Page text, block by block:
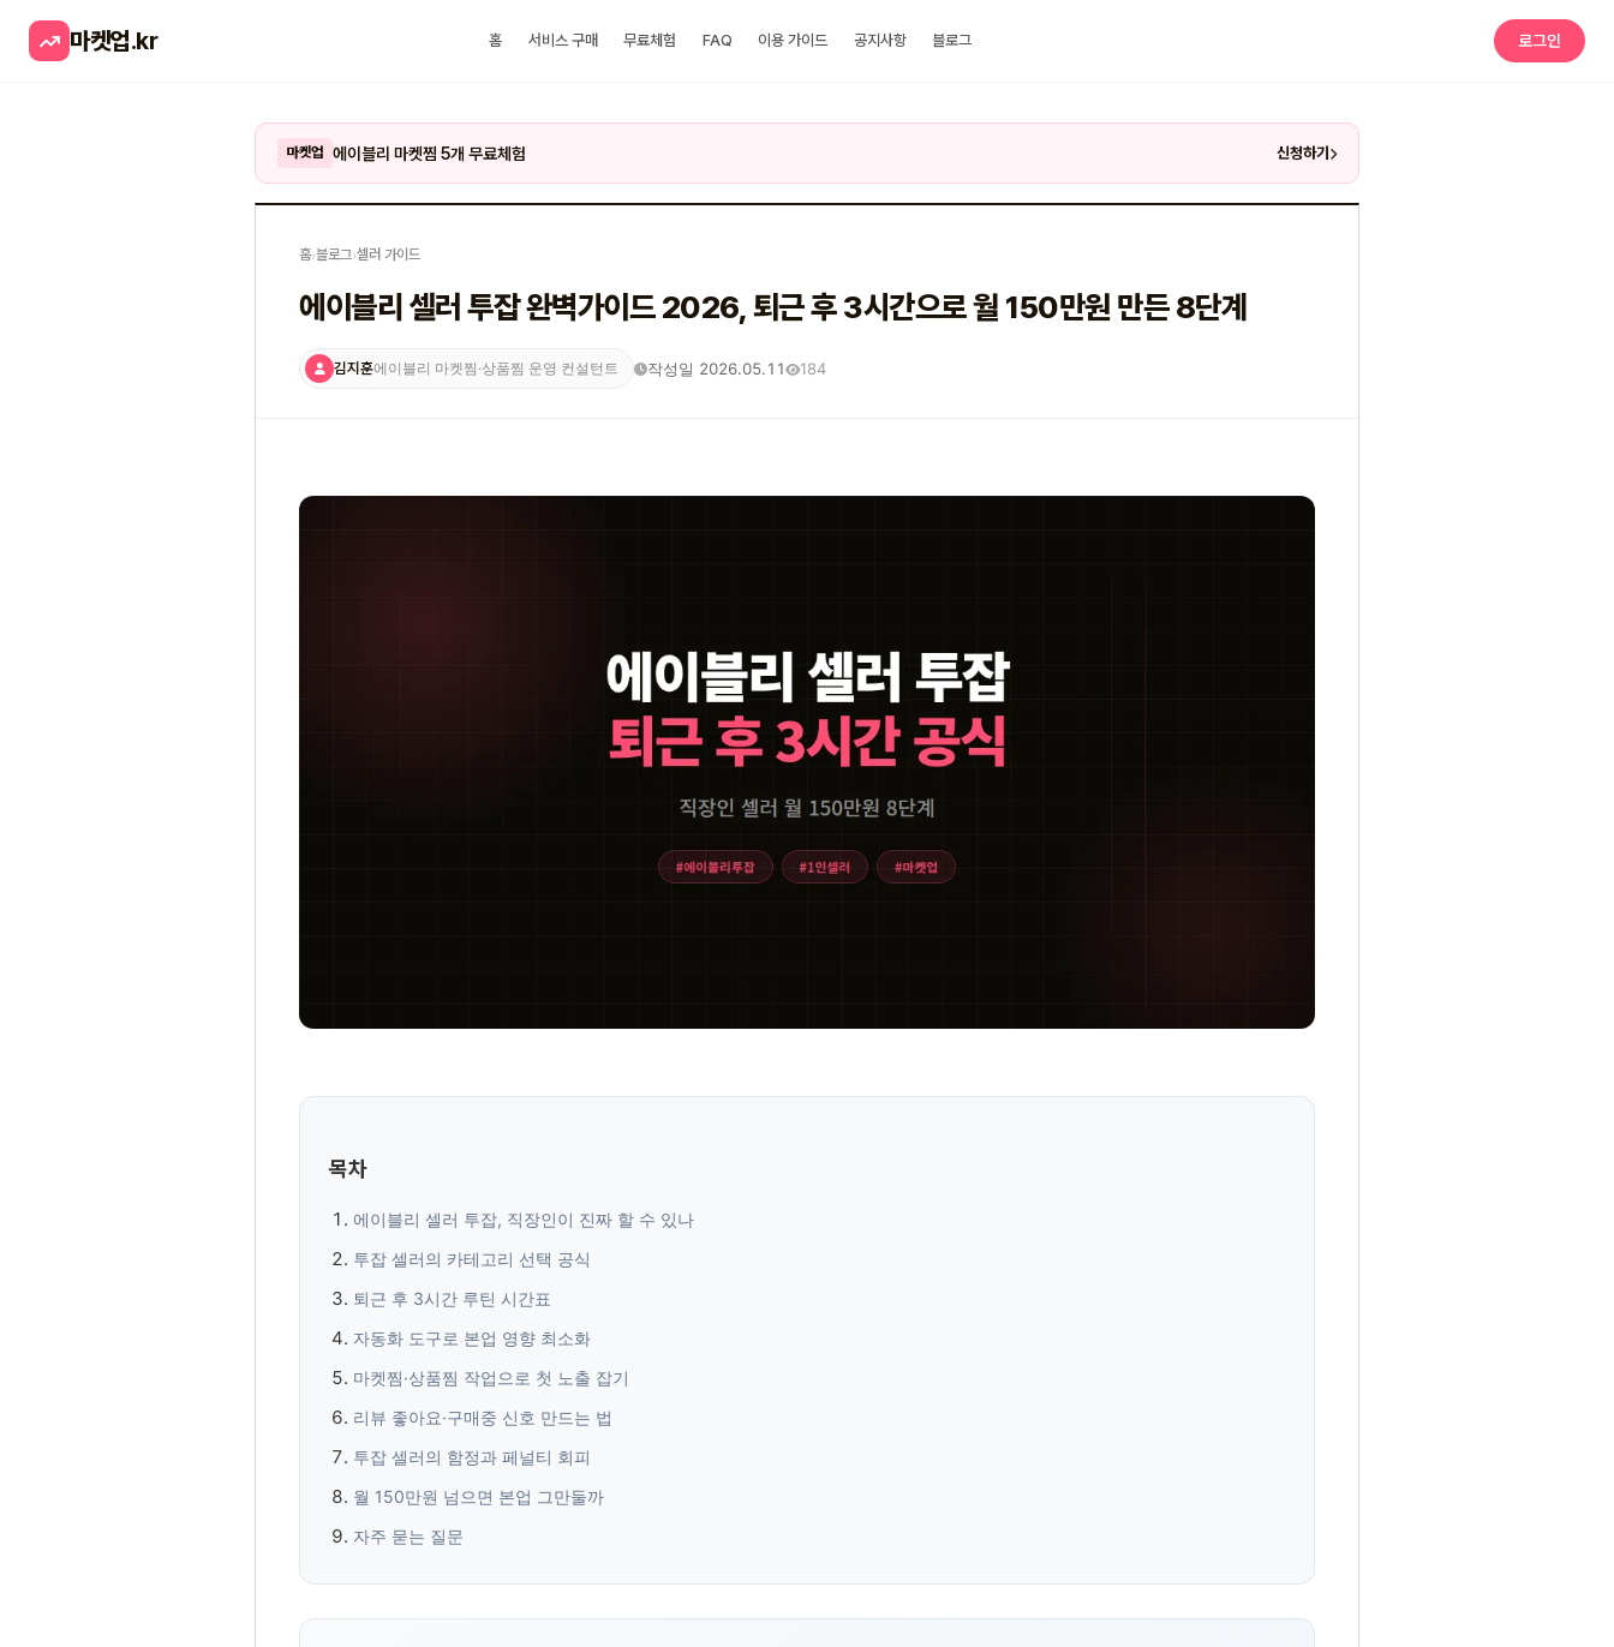
마켓업.kr 홈 서비스 구매 무료체험 FAQ 이용 가이드 공지사항 블로그 로그인
마켓업 에이블리 마켓찜 5개 무료체험 신청하기
홈›블로그›셀러 가이드
에이블리 셀러 투잡 완벽가이드 2026, 퇴근 후 3시간으로 월 150만원 만든 8단계
김지훈에이블리 마켓찜·상품찜 운영 컨설턴트 작성일 2026.05.11 184
목차
에이블리 셀러 투잡, 직장인이 진짜 할 수 있나
투잡 셀러의 카테고리 선택 공식
퇴근 후 3시간 루틴 시간표
자동화 도구로 본업 영향 최소화
마켓찜·상품찜 작업으로 첫 노출 잡기
리뷰 좋아요·구매중 신호 만드는 법
투잡 셀러의 함정과 페널티 회피
월 150만원 넘으면 본업 그만둘까
자주 묻는 질문